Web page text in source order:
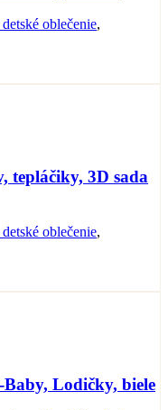
oblečenie,
tepláčiky, 3D sada
oblečenie,
Lodičky, biele